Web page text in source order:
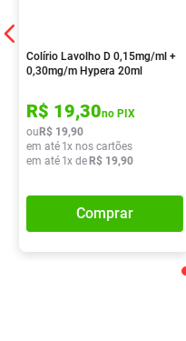
Colírio Lavolho D 0,15mg/ml +
0,30mg/m Hypera 20ml
R$ 19,30no PIX
ou R$ 19,90
em até 1x nos cartões
em até 1x de R$ 19,90
Comprar